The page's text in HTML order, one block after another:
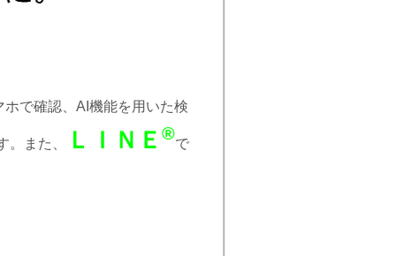
で確認、AI機能を用いた検
また、 ＬＩＮＥ ®
で